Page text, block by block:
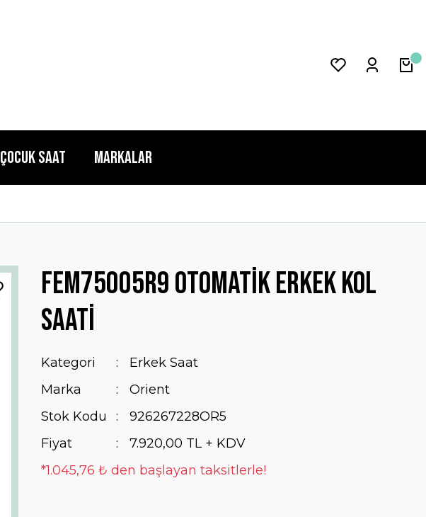
Çocuk Saat Markalar
Fem75005r9 Otomatik Erkek Kol
Saati
Kategori
Erkek Saat
Marka
Orient
Stok Kodu
926267228OR5
Fiyat
7.920,00 TL + KDV
*1.045,76 ₺ den başlayan taksitlerle!